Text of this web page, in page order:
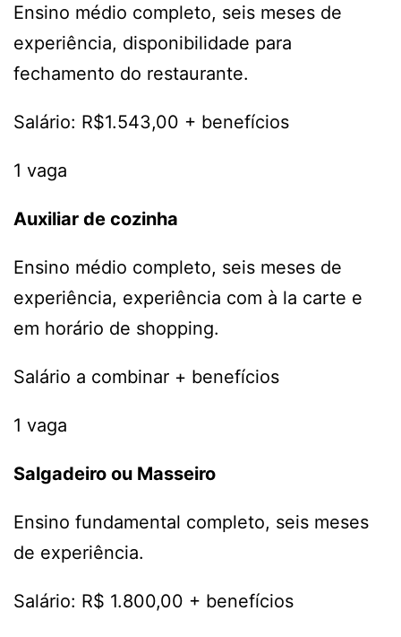
Ensino médio completo, seis meses de
experiência, disponibilidade para
fechamento do restaurante.
Salário: R$1.543,00 + benefícios
1 vaga
Auxiliar de cozinha
Ensino médio completo, seis meses de
experiência, experiência com à la carte e
em horário de shopping.
Salário a combinar + benefícios
1 vaga
Salgadeiro ou Masseiro
Ensino fundamental completo, seis meses
de experiência.
Salário: R$ 1.800,00 + benefícios